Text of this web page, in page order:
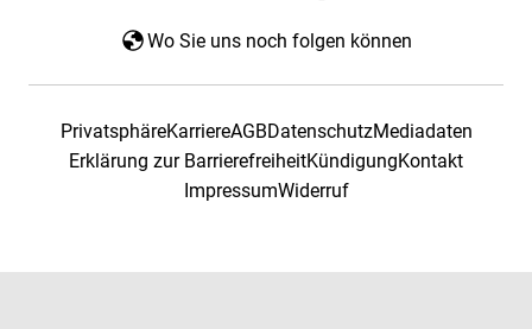
Wo Sie uns noch folgen können
PrivatsphäreKarriereAGBDatenschutzMediadaten
Erklärung zur BarrierefreiheitKündigungKontakt
ImpressumWiderruf